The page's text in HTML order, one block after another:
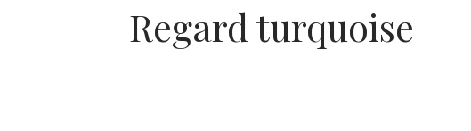
Regard turquoise